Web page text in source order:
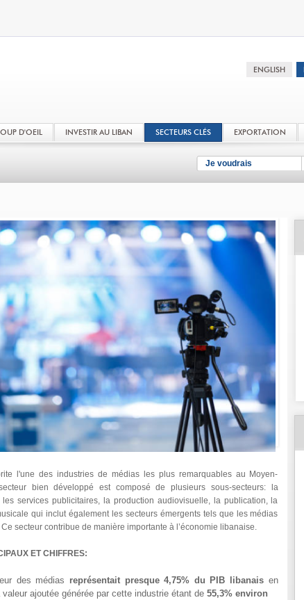
D'OEIL INVESTIR AU LIBAN SECTEURS CLÉS EXPORTATION
Je voudrais
l'une des industries de médias les plus remarquables au Moyen-
bien développé est composé de plusieurs sous-secteurs: la
les services publicitaires, la production audiovisuelle, la publication, la
qui inclut également les secteurs émergents tels que les médias
secteur contribue de manière importante à l’économie libanaise.
ET CHIFFRES:
des médias représentait presque 4,75% du PIB libanaisen
valeur ajoutée générée par cette industrie étant de 55,3% environ